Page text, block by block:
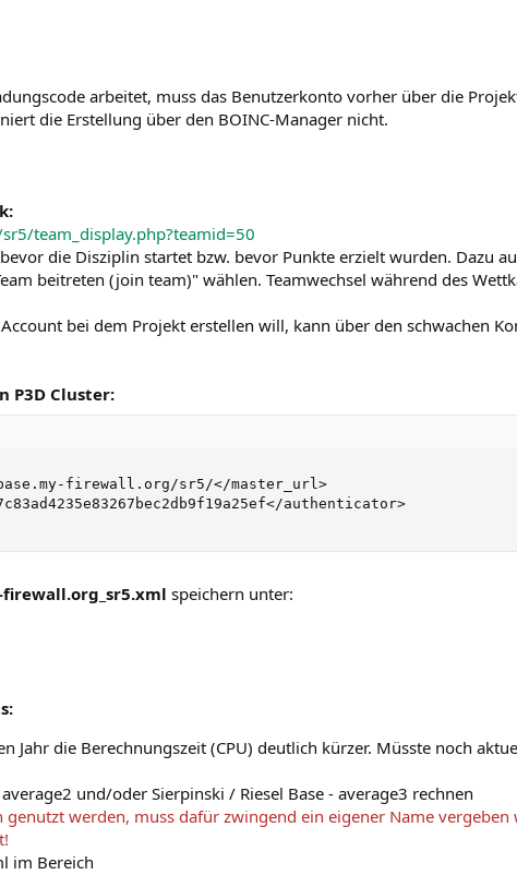
arbeitet, muss das Benutzerkonto vorher über die
die Erstellung über den BOINC-Manager nicht.
team_display.php?teamid=50
die Disziplin startet bzw. bevor Punkte erzielt wurden. Dazu
beitreten (join team)" wählen. Teamwechsel während des
bei dem Projekt erstellen will, kann über den schwachen
P3D Cluster:
firewall.org/sr5/</master_url>
authenticator>
speichern unter:
Jahr die Berechnungszeit (CPU) deutlich kürzer. Müsste noch
und/oder Sierpinski / Riesel Base - average3 rechnen
werden, muss dafür zwingend ein eigener Name vergeben
im Bereich